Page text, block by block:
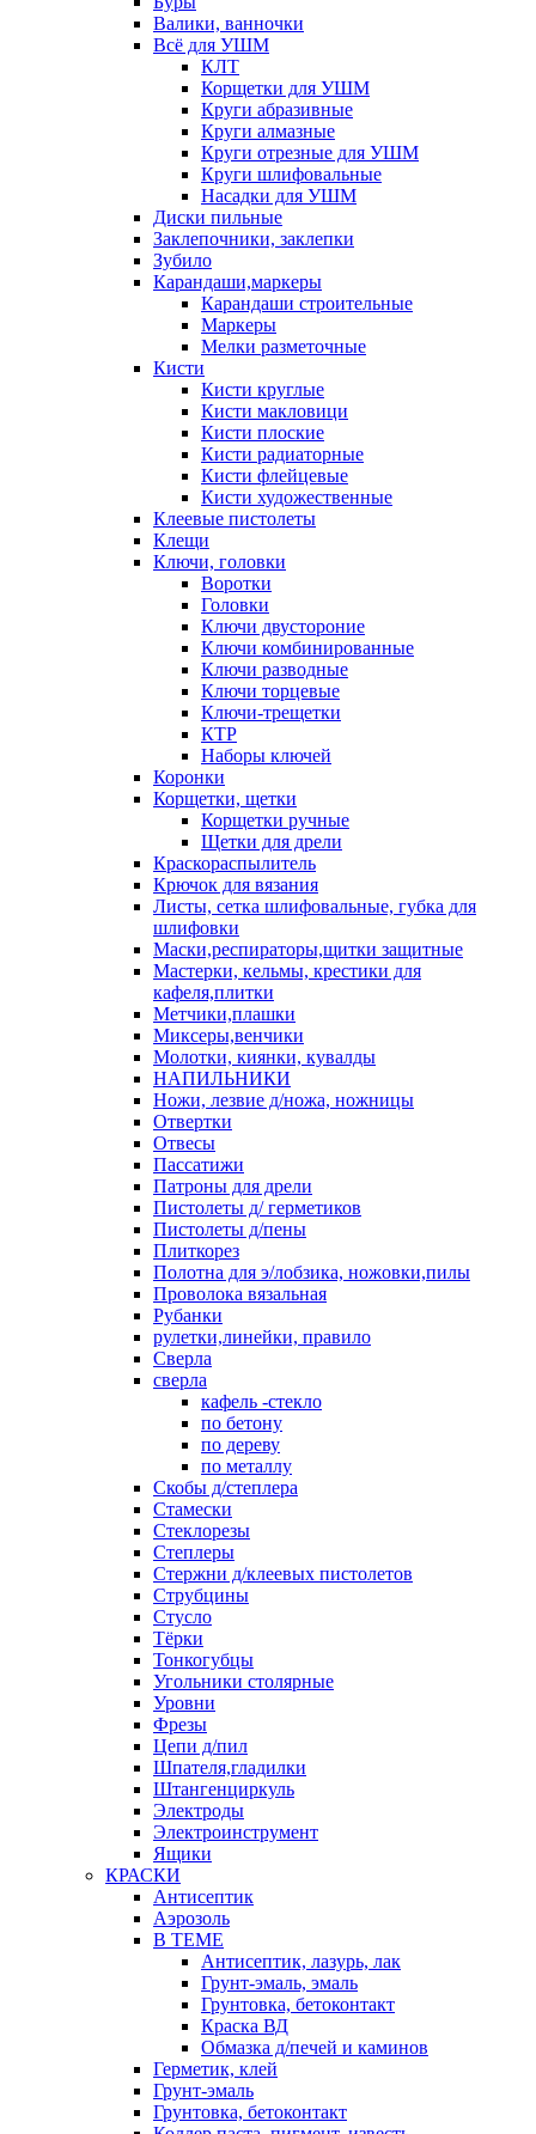
Валики, ванночки
Всё для УШМ
КЛТ
Корщетки для УШМ
Круги абразивные
Круги алмазные
Круги отрезные для УШМ
Круги шлифовальные
Насадки для УШМ
Диски пильные
Заклепочники, заклепки
Зубило
Карандаши,маркеры
Карандаши строительные
Маркеры
Мелки разметочные
Кисти
Кисти круглые
Кисти макловици
Кисти плоские
Кисти радиаторные
Кисти флейцевые
Кисти художественные
Клеевые пистолеты
Клещи
Ключи, головки
Воротки
Головки
Ключи двустороние
Ключи комбинированные
Ключи разводные
Ключи торцевые
Ключи-трещетки
КТР
Наборы ключей
Коронки
Корщетки, щетки
Корщетки ручные
Щетки для дрели
Краскораспылитель
Крючок для вязания
Листы, сетка шлифовальные, губка для
шлифовки
Маски,респираторы,щитки защитные
Мастерки, кельмы, крестики для
кафеля,плитки
Метчики,плашки
Миксеры,венчики
Молотки, киянки, кувалды
НАПИЛЬНИКИ
Ножи, лезвие д/ножа, ножницы
Отвертки
Отвесы
Пассатижи
Патроны для дрели
Пистолеты д/ герметиков
Пистолеты д/пены
Плиткорез
Полотна для э/лобзика, ножовки,пилы
Проволока вязальная
Рубанки
рулетки,линейки, правило
Сверла
сверла
кафель -стекло
по бетону
по дереву
по металлу
Скобы д/степлера
Стамески
Стеклорезы
Степлеры
Стержни д/клеевых пистолетов
Струбцины
Стусло
Тёрки
Тонкогубцы
Угольники столярные
Уровни
Фрезы
Цепи д/пил
Шпателя,гладилки
Штангенциркуль
Электроды
Электроинструмент
Ящики
КРАСКИ
Антисептик
Аэрозоль
В ТЕМЕ
Антисептик, лазурь, лак
Грунт-эмаль, эмаль
Грунтовка, бетоконтакт
Краска ВД
Обмазка д/печей и каминов
Герметик, клей
Грунт-эмаль
Грунтовка, бетоконтакт